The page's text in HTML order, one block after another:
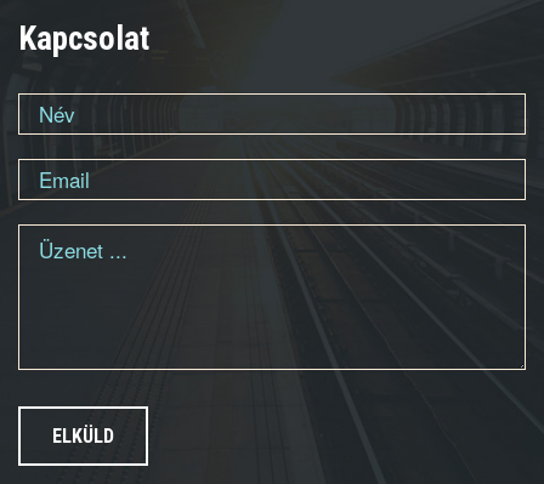
Kapcsolat